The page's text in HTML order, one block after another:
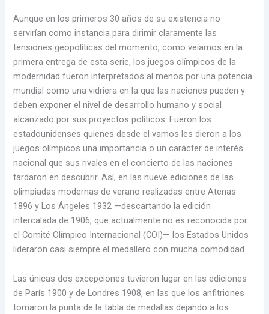
Aunque en los primeros 30 años de su existencia no
servirían como instancia para dirimir claramente las
tensiones geopolíticas del momento, como veíamos en la
primera entrega de esta serie, los juegos olímpicos de la
modernidad fueron interpretados al menos por una potencia
mundial como una vidriera en la que las naciones pueden y
deben exponer el nivel de desarrollo humano y social
alcanzado por sus proyectos políticos. Fueron los
estadounidenses quienes desde el vamos les dieron a los
juegos olímpicos una importancia o un carácter de interés
nacional que sus rivales en el concierto de las naciones
tardaron en descubrir. Así, en las nueve ediciones de las
olimpiadas modernas de verano realizadas entre Atenas
1896 y Los Ángeles 1932 —descartando la edición
intercalada de 1906, que actualmente no es reconocida por
el Comité Olímpico Internacional (COI)— los Estados Unidos
lideraron casi siempre el medallero con mucha comodidad.
Las únicas dos excepciones tuvieron lugar en las ediciones
de París 1900 y de Londres 1908, en las que los anfitriones
tomaron la punta de la tabla de medallas dejando a los